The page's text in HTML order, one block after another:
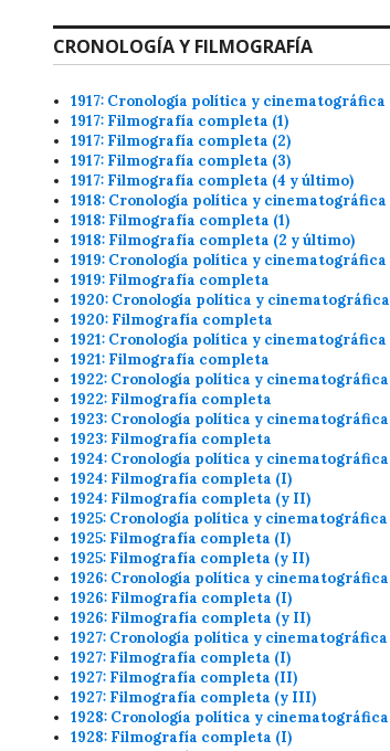
CRONOLOGÍA Y FILMOGRAFÍA
1917: Cronología política y cinematográfica
1917: Filmografía completa (1)
1917: Filmografía completa (2)
1917: Filmografía completa (3)
1917: Filmografía completa (4 y último)
1918: Cronología política y cinematográfica
1918: Filmografía completa (1)
1918: Filmografía completa (2 y último)
1919: Cronología política y cinematográfica
1919: Filmografía completa
1920: Cronología política y cinematográfica
1920: Filmografía completa
1921: Cronología política y cinematográfica
1921: Filmografía completa
1922: Cronología política y cinematográfica
1922: Filmografía completa
1923: Cronología política y cinematográfica
1923: Filmografía completa
1924: Cronología política y cinematográfica
1924: Filmografía completa (I)
1924: Filmografía completa (y II)
1925: Cronología política y cinematográfica
1925: Filmografía completa (I)
1925: Filmografía completa (y II)
1926: Cronología política y cinematográfica
1926: Filmografía completa (I)
1926: Filmografía completa (y II)
1927: Cronología política y cinematográfica
1927: Filmografía completa (I)
1927: Filmografía completa (II)
1927: Filmografía completa (y III)
1928: Cronología política y cinematográfica
1928: Filmografía completa (I)